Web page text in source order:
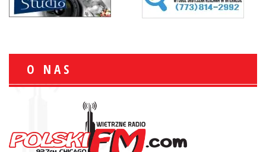
O NAS